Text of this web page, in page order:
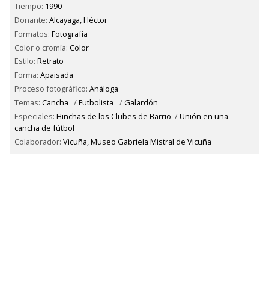
Tiempo: 1990
Donante: Alcayaga, Héctor
Formatos: Fotografía
Color o cromía: Color
Estilo: Retrato
Forma: Apaisada
Proceso fotográfico: Análoga
Temas: Cancha /Futbolista /Galardón
Especiales: Hinchas de los Clubes de Barrio /Unión en una
cancha de fútbol
Colaborador: Vicuña, Museo Gabriela Mistral de Vicuña